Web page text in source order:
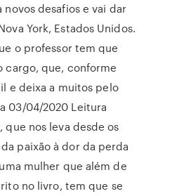
novos desafios e vai dar
York, Estados Unidos.
o professor tem que
cargo, que, conforme
e deixa a muitos pelo
03/04/2020 Leitura
nos leva desde os
paixão à dor da perda
mulher que além de
no livro, tem que se